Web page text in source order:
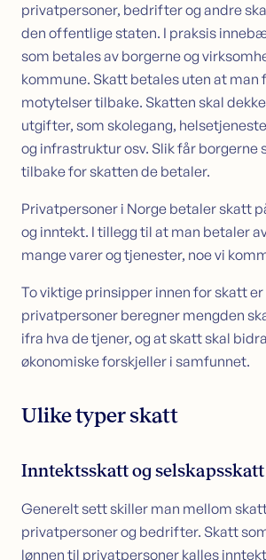
privatpersoner, bedrifter og andre
den offentlige staten. I praksis
som betales av borgerne og
kommune. Skatt betales uten at man
motytelser tilbake. Skatten skal
utgifter, som skolegang,
og infrastruktur osv. Slik får borgerne
tilbake for skatten de betaler.
Privatpersoner i Norge betaler skatt
og inntekt. I tillegg til at man betaler
mange varer og tjenester, noe vi
To viktige prinsipper innen for skatt
privatpersoner beregner mengden
ifra hva de tjener, og at skatt skal
økonomiske forskjeller i samfunnet.
Ulike typer skatt
Inntektsskatt og selskapsskatt
Generelt sett skiller man mellom
privatpersoner og bedrifter. Skatt
lønnen til privatpersoner kalles